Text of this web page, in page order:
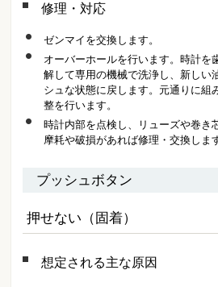
修理・対応
ゼンマイを交換します。
オーバーホールを行います。時計を
解して専用の機械で洗浄し、新しい
シュな状態に戻します。元通りに組
整を行います。
時計内部を点検し、リューズや巻き
摩耗や破損があれば修理・交換しま
プッシュボタン
押せない（固着）
想定される主な原因